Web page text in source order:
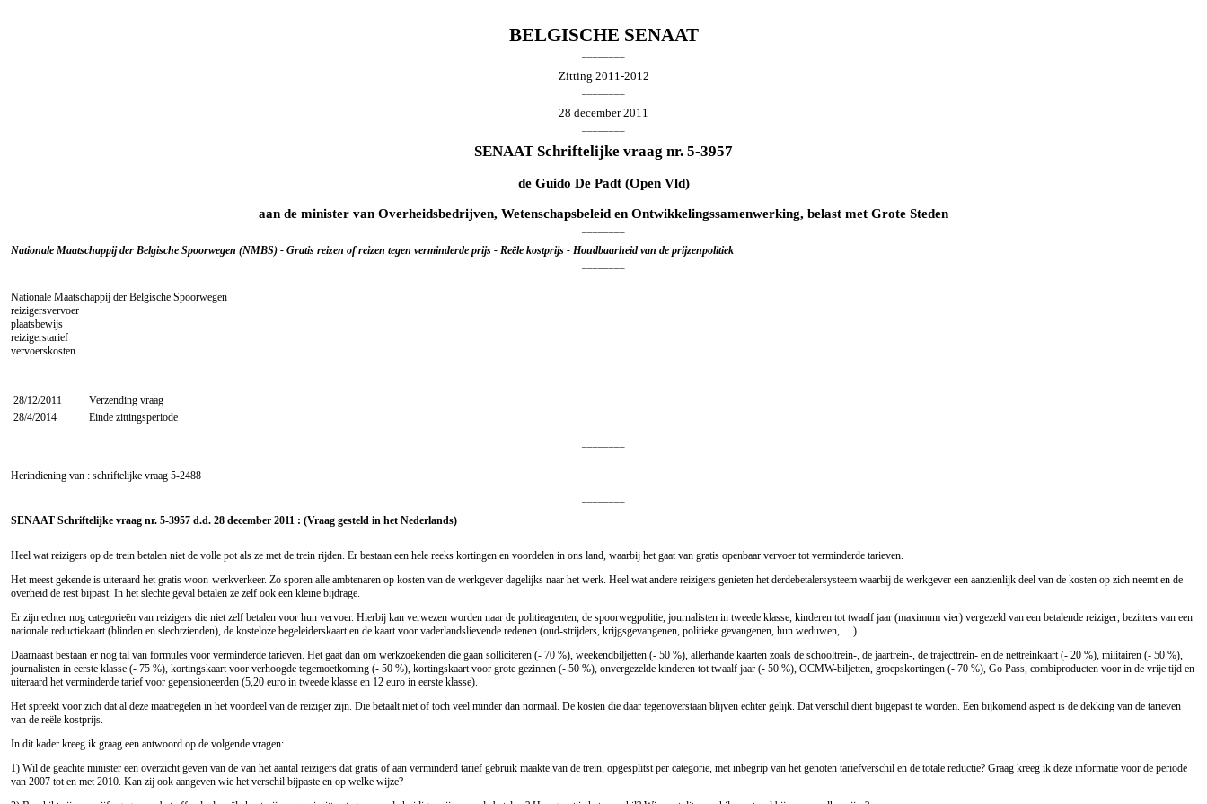
BELGISCHE SENAAT
Zitting 2011-2012
28 december 2011
SENAAT Schriftelijke vraag nr. 5-3957
de Guido De Padt(Open Vld)
aan de minister van Overheidsbedrijven, Wetenschapsbeleid en Ontwikkelingssamenwerking, belast met Grote Steden
Nationale Maatschappij der Belgische Spoorwegen (NMBS) - Gratis reizen of reizen tegen verminderde prijs - Reële kostprijs - Houdbaarheid van de prijzenpolitiek
Nationale Maatschappij der Belgische Spoorwegen
reizigersvervoer
plaatsbewijs
reizigerstarief
vervoerskosten
28/12/2011
Verzending vraag
28/4/2014
Einde zittingsperiode
Herindiening van : schriftelijke vraag 5-2488
SENAAT Schriftelijke vraag nr. 5-3957 d.d. 28 december 2011 : (Vraag gesteld in het Nederlands)
Heel wat reizigers op de trein betalen niet de volle pot als ze met de trein rijden. Er bestaan een hele reeks kortingen en voordelen in ons land, waarbij het gaat van gratis openbaar vervoer tot verminderde tarieven.
Het meest gekende is uiteraard het gratis woon-werkverkeer. Zo sporen alle ambtenaren op kosten van de werkgever dagelijks naar het werk. Heel wat andere reizigers genieten het derdebetalersysteem waarbij de werkgever een aanzienlijk deel van de kosten op zich neemt en de
overheid de rest bijpast. In het slechte geval betalen ze zelf ook een kleine bijdrage.
Er zijn echter nog categorieën van reizigers die niet zelf betalen voor hun vervoer. Hierbij kan verwezen worden naar de politieagenten, de spoorwegpolitie, journalisten in tweede klasse, kinderen tot twaalf jaar (maximum vier) vergezeld van een betalende reiziger, bezitters van een
nationale reductiekaart (blinden en slechtzienden), de kosteloze begeleiderskaart en de kaart voor vaderlandslievende redenen (oud-strijders, krijgsgevangenen, politieke gevangenen, hun weduwen, …).
Daarnaast bestaan er nog tal van formules voor verminderde tarieven. Het gaat dan om werkzoekenden die gaan solliciteren (- 70 %), weekendbiljetten (- 50 %), allerhande kaarten zoals de schooltrein-, de jaartrein-, de trajecttrein- en de nettreinkaart (- 20 %), militairen (- 50 %),
journalisten in eerste klasse (- 75 %), kortingskaart voor verhoogde tegemoetkoming (- 50 %), kortingskaart voor grote gezinnen (- 50 %), onvergezelde kinderen tot twaalf jaar (- 50 %), OCMW-biljetten, groepskortingen (- 70 %), Go Pass, combiproducten voor in de vrije tijd en
uiteraard het verminderde tarief voor gepensioneerden (5,20 euro in tweede klasse en 12 euro in eerste klasse).
Het spreekt voor zich dat al deze maatregelen in het voordeel van de reiziger zijn. Die betaalt niet of toch veel minder dan normaal. De kosten die daar tegenoverstaan blijven echter gelijk. Dat verschil dient bijgepast te worden. Een bijkomend aspect is de dekking van de tarieven
van de reële kostprijs.
In dit kader kreeg ik graag een antwoord op de volgende vragen:
1) Wil de geachte minister een overzicht geven van de van het aantal reizigers dat gratis of aan verminderd tarief gebruik maakte van de trein, opgesplitst per categorie, met inbegrip van het genoten tariefverschil en de totale reductie? Graag kreeg ik deze informatie voor de periode
van 2007 tot en met 2010. Kan zij ook aangeven wie het verschil bijpaste en op welke wijze?